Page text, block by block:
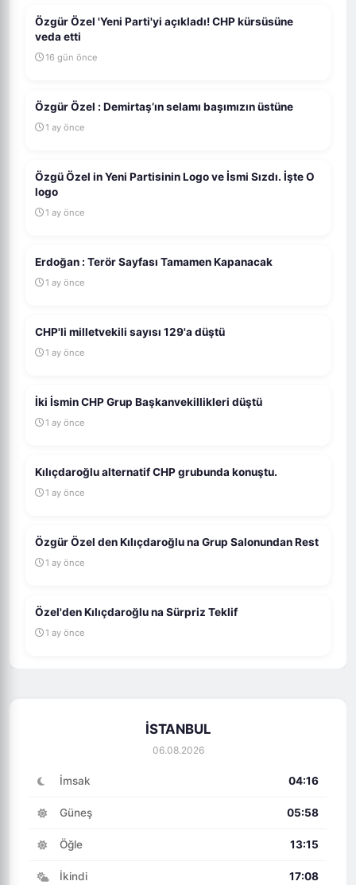
Özgür Özel 'Yeni Parti'yi açıkladı! CHP kürsüsüne
veda etti
16 gün önce
Özgür Özel : Demirtaş’ın selamı başımızın üstüne
1 ay önce
Özgü Özel in Yeni Partisinin Logo ve İsmi Sızdı. İşte O
logo
1 ay önce
Erdoğan : Terör Sayfası Tamamen Kapanacak
1 ay önce
CHP'li milletvekili sayısı 129'a düştü
1 ay önce
İki İsmin CHP Grup Başkanvekillikleri düştü
1 ay önce
Kılıçdaroğlu alternatif CHP grubunda konuştu.
1 ay önce
Özgür Özel den Kılıçdaroğlu na Grup Salonundan Rest
1 ay önce
Özel'den Kılıçdaroğlu na Sürpriz Teklif
1 ay önce
İSTANBUL
06.08.2026
İmsak 04:16
Güneş 05:58
Öğle 13:15
İkindi 17:08